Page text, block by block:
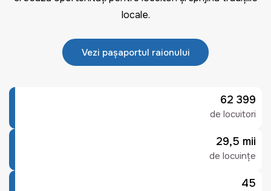
locale.
Vezi pașaportul raionului
62 399
de locuitori
29,5 mii
de locuințe
45